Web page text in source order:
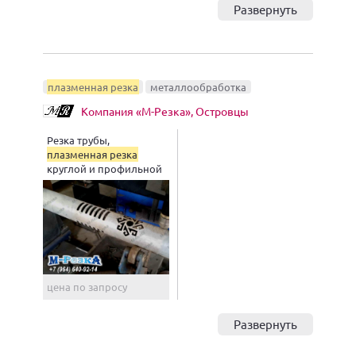
Развернуть
плазменная резка металлообработка
Компания «М-Резка», Островцы
Резка трубы,
плазменная резка
круглой и профильной
труб
цена по запросу
Развернуть